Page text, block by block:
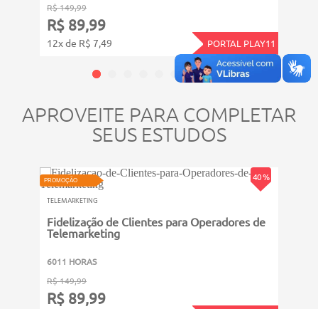
R$ 149,99
R$ 89,99
12x de R$ 7,49 PORTAL PLAY11
APROVEITE PARA COMPLETAR
SEUS ESTUDOS
40 %
PROMOÇÃO
TELEMARKETING
Fidelização de Clientes para Operadores de
Telemarketing
6011 HORAS
R$ 149,99
R$ 89,99